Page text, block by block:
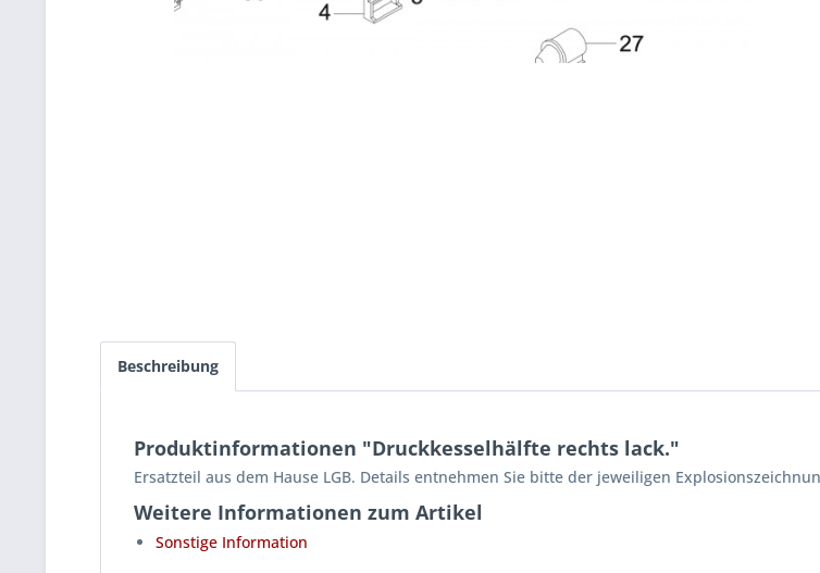
Beschreibung
Produktinformationen "Druckkesselhälfte rechts lack."
Ersatzteil aus dem Hause LGB. Details entnehmen Sie bitte der jeweiligen
Weitere Informationen zum Artikel
Sonstige Information